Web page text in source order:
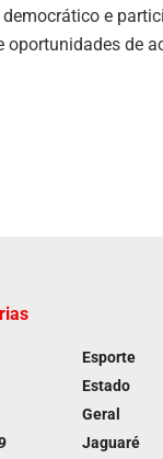
e
de
Esporte
Estado
Geral
Jaguaré